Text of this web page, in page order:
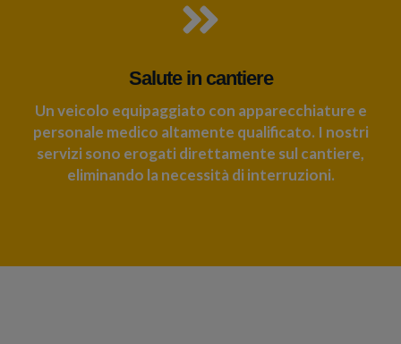
Salute in cantiere
Un veicolo equipaggiato con apparecchiature e
personale medico altamente qualificato. I nostri
servizi sono erogati direttamente sul cantiere,
eliminando la necessità di interruzioni.